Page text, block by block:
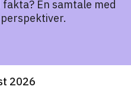
En samtale med
2026